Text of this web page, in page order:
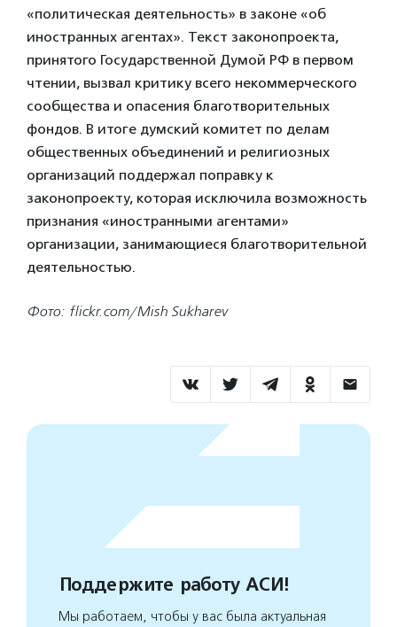
«политическая деятельность» в законе «об
иностранных агентах». Текст законопроекта,
принятого Государственной Думой РФ в первом
чтении, вызвал критику всего некоммерческого
сообщества и опасения благотворительных
фондов. В итоге думский комитет по делам
общественных объединений и религиозных
организаций поддержал поправку к
законопроекту, которая исключила возможность
признания «иностранными агентами»
организации, занимающиеся благотворительной
деятельностью.
Фото: flickr.com/Mish Sukharev
Поддержите работу АСИ!
Мы работаем, чтобы у вас была актуальная